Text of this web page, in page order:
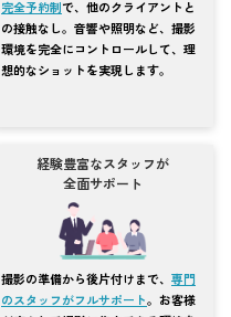
完全予約制で、他のクライアントと
の接触なし。音響や照明など、撮影
環境を完全にコントロールして、理
想的なショットを実現します。
経験豊富なスタッフが
全面サポート
撮影の準備から後片付けまで、 専門
のスタッフがフルサポート。お客様